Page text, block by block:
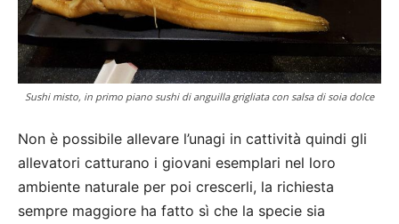
Sushi misto, in primo piano sushi di anguilla grigliata con salsa di soia dolce
Non è possibile allevare l’unagi in cattività quindi gli
allevatori catturano i giovani esemplari nel loro
ambiente naturale per poi crescerli, la richiesta
sempre maggiore ha fatto sì che la specie sia